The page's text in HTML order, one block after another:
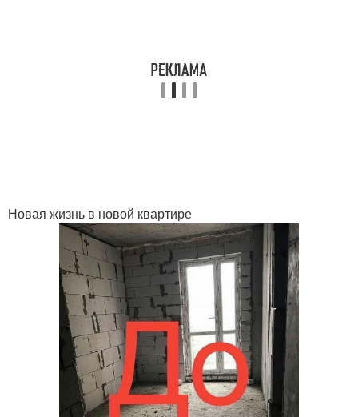
Новая жизнь в новой квартире